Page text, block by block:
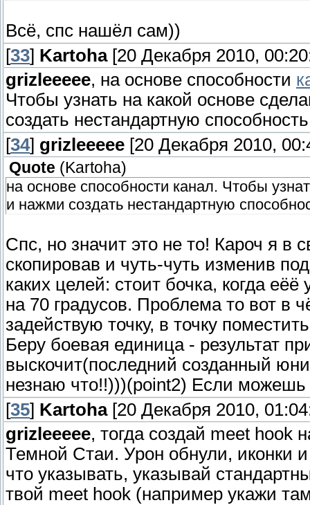
Всё, спс нашёл сам))
[33] Kartoha[20 Декабря 2010,
grizleeeee, на основе способности
Чтобы узнать на какой основе
создать нестандартную
[34] grizleeeee [20 Декабря 2010,
Quote ( Kartoha)
на основе способности канал. Чтобы
и нажми создать нестандартную
Спс, но значит это не то! Кароч я в
скопировав и чуть-чуть изменив
каких целей: стоит бочка, когда
на 70 градусов. Проблема то вот в
задействую точку, в точку
Беру боевая единица - результат
выскочит(последний созданный
незнаю что!!)))(point2) Если можешь
[35] Kartoha[20 Декабря 2010,
grizleeeee, тогда создай meet hook
Темной Стаи. Урон обнули, иконки
что указывать, указывай
твой meet hook (например укажи